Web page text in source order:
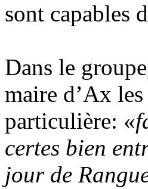
sont capables
Dans le
maire d’Ax
particulière: «
certes bien
jour de